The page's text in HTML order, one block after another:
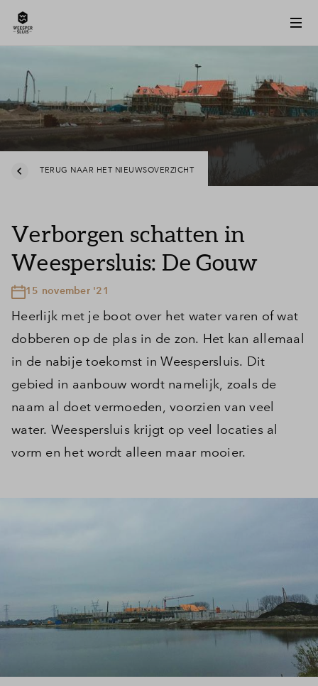
TERUG NAAR HET NIEUWSOVERZICHT
Verborgen schatten in
Weespersluis: De Gouw
15 november '21
Heerlijk met je boot over het water varen of wat
dobberen op de plas in de zon. Het kan allemaal
in de nabije toekomst in Weespersluis. Dit
gebied in aanbouw wordt namelijk, zoals de
naam al doet vermoeden, voorzien van veel
water. Weespersluis krijgt op veel locaties al
vorm en het wordt alleen maar mooier.